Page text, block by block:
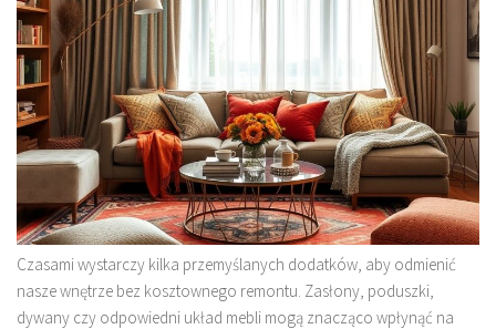
Czasami wystarczy kilka przemyślanych dodatków, aby odmienić
nasze wnętrze bez kosztownego remontu. Zasłony, poduszki,
dywany czy odpowiedni układ mebli mogą znacząco wpłynąć na